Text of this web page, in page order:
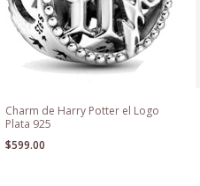
Charm de Harry Potter el Logo
Plata 925
$599.00